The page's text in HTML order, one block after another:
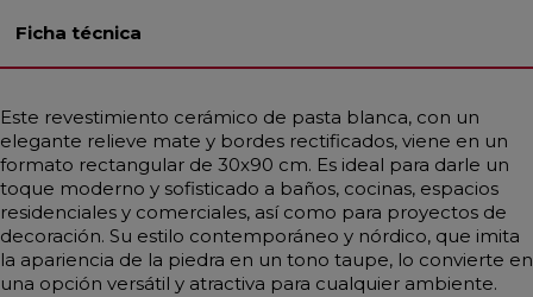
Ficha técnica
Este revestimiento cerámico de pasta blanca, con un
elegante relieve mate y bordes rectificados, viene en un
formato rectangular de 30x90 cm. Es ideal para darle un
toque moderno y sofisticado a baños, cocinas, espacios
residenciales y comerciales, así como para proyectos de
decoración. Su estilo contemporáneo y nórdico, que imita
la apariencia de la piedra en un tono taupe, lo convierte en
una opción versátil y atractiva para cualquier ambiente.